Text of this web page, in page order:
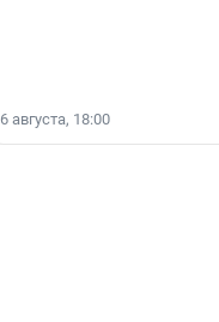
6 августа, 18:00